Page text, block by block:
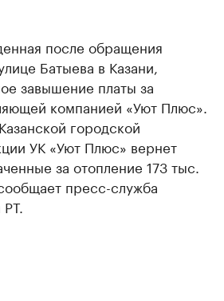
после обращения
Батыева в Казани,
завышение платы за
компанией «Уют Плюс».
городской
УК «Уют Плюс» вернет
за отопление 173 тыс.
пресс-служба